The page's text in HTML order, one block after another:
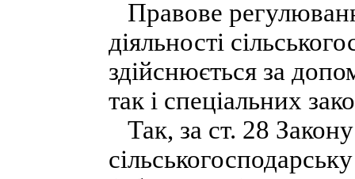
Правове
діяльності
здійснюється за
так і спеціальних
Так, за ст. 28